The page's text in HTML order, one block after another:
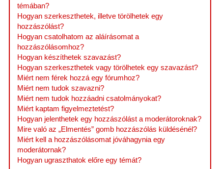
témában?
Hogyan szerkeszthetek, illetve törölhetek egy
hozzászólást?
Hogyan csatolhatom az aláírásomat a
hozzászólásomhoz?
Hogyan készíthetek szavazást?
Hogyan szerkeszthetek vagy törölhetek egy szavazást?
Miért nem férek hozzá egy fórumhoz?
Miért nem tudok szavazni?
Miért nem tudok hozzáadni csatolmányokat?
Miért kaptam figyelmeztetést?
Hogyan jelenthetek egy hozzászólást a moderátoroknak?
Mire való az „Elmentés” gomb hozzászólás küldésénél?
Miért kell a hozzászólásomat jóváhagynia egy
moderátornak?
Hogyan ugraszthatok előre egy témát?